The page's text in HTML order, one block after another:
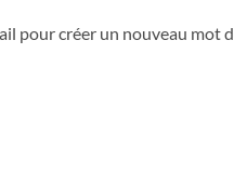
pour créer un nouveau mot